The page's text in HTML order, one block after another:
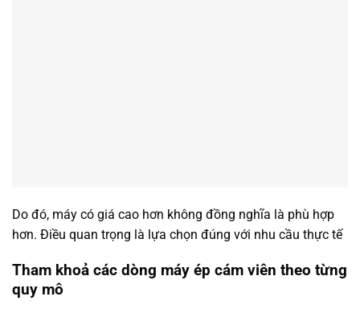
Do đó, máy có giá cao hơn không đồng nghĩa là phù hợp
hơn. Điều quan trọng là lựa chọn đúng với nhu cầu thực tế
Tham khoả các dòng máy ép cám viên theo từng
quy mô